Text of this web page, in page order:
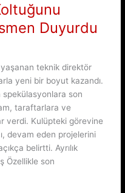
Duyurdu
teknik direktör
yeni bir boyut kazandı.
spekülasyonlara son
taraftarlara ve
verdi. Kulüpteki görevine
devam eden projelerini
belirtti. Ayrılık
Özellikle son